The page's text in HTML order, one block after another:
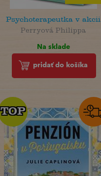
Psychoterapeutka v akcii
Perryová Philippa
Na sklade
pridať do košíka
TOP
TOP